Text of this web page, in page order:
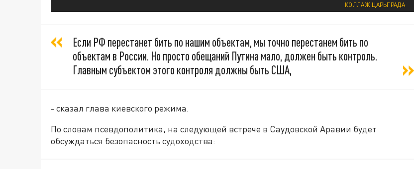
КОЛЛАЖ ЦАРЬГРАДА
Если РФ перестанет бить по нашим объектам, мы точно перестанем бить по
объектам в России. Но просто обещаний Путина мало, должен быть контроль.
Главным субъектом этого контроля должны быть США,
- сказал глава киевского режима.
По словам псевдополитика, на следующей встрече в Саудовской Аравии будет
обсуждаться безопасность судоходства: